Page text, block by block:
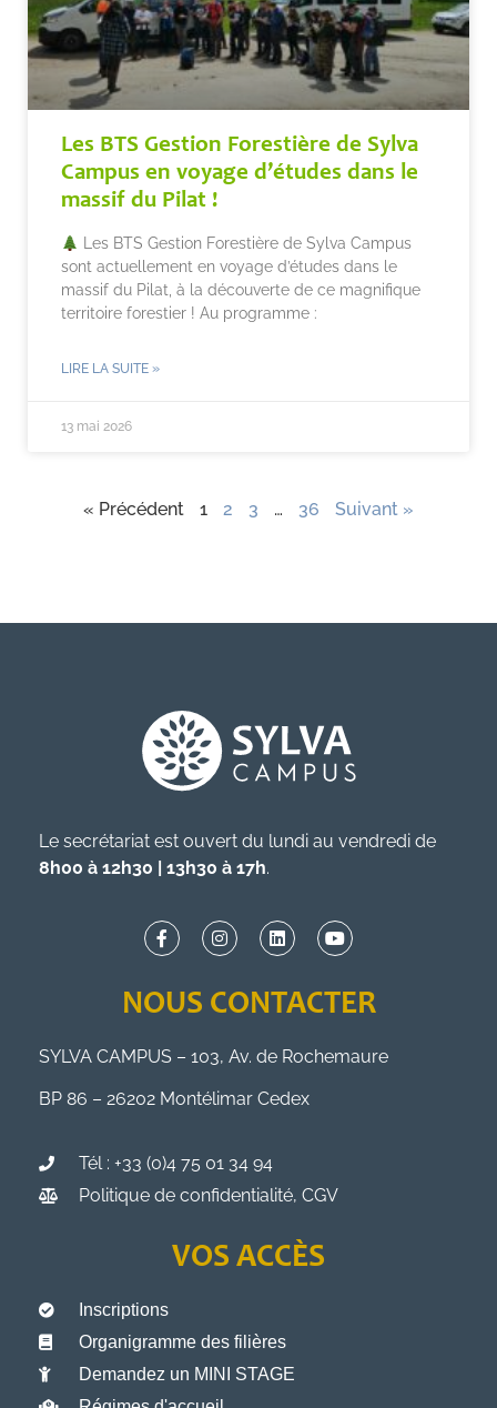
Les BTS Gestion Forestière de Sylva
Campus en voyage d’études dans le
massif du Pilat !
Les BTS Gestion Forestière de Sylva Campus
sont actuellement en voyage d’études dans le
massif du Pilat, à la découverte de ce magnifique
territoire forestier ! Au programme :
LIRE LA SUITE »
13 mai 2026
« Précédent 1 2 3 … 36 Suivant »
Le secrétariat est ouvert du lundi au vendredi de
8h00 à 12h30 | 13h30 à 17h.
NOUS CONTACTER
SYLVA CAMPUS – 103, Av. de Rochemaure
BP 86 – 26202 Montélimar Cedex
Tél : +33 (0)4 75 01 34 94
Politique de confidentialité, CGV
VOS ACCÈS
Inscriptions
Organigramme des filières
Demandez un MINI STAGE